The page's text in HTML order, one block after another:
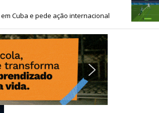
e pede ação internacional